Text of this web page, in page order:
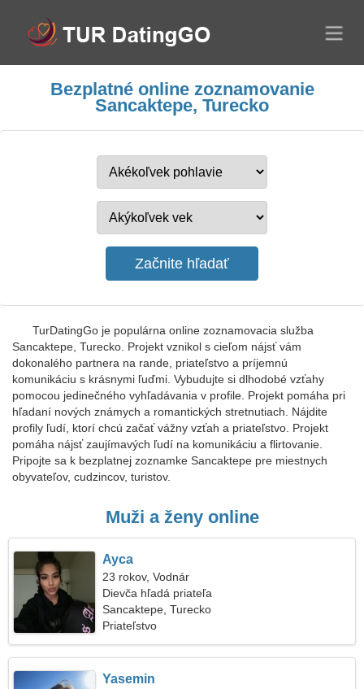
Bezplatné online zoznamovanie
Sancaktepe, Turecko
TurDatingGo je populárna online zoznamovacia služba
Sancaktepe, Turecko. Projekt vznikol s cieľom nájsť vám
dokonalého partnera na rande, priateľstvo a príjemnú
komunikáciu s krásnymi ľuďmi. Vybudujte si dlhodobé vzťahy
pomocou jedinečného vyhľadávania v profile. Projekt pomáha pri
hľadaní nových známych a romantických stretnutiach. Nájdite
profily ľudí, ktorí chcú začať vážny vzťah a priateľstvo. Projekt
pomáha nájsť zaujímavých ľudí na komunikáciu a flirtovanie.
Pripojte sa k bezplatnej zoznamke Sancaktepe pre miestnych
obyvateľov, cudzincov, turistov.
Muži a ženy online
Ayca
23 rokov, Vodnár
Dievča hľadá priateľa
Sancaktepe, Turecko
Priateľstvo
Yasemin